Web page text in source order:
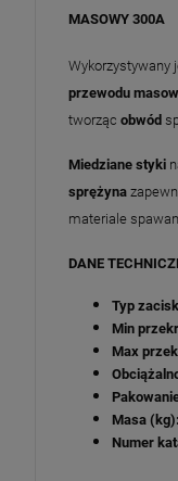
MASOWY 300A
Wykorzystywany
przewodu
tworząc obwód
Miedziane styki
sprężyna
materiale
DANE
Typ
Min
Max
Masa (kg):
Numer